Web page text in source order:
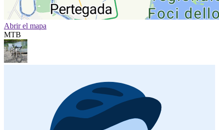
Abrir el mapa
MTB